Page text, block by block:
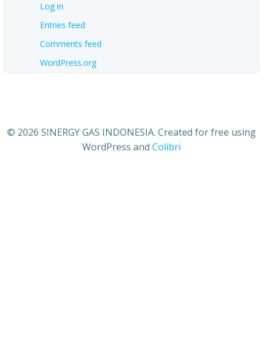
Log in
Entries feed
Comments feed
WordPress.org
© 2026 SINERGY GAS INDONESIA. Created for free using
WordPress and Colibri